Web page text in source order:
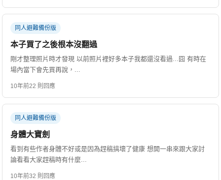
同人避難備份版
本子買了之後根本沒翻過
剛才整理照片時才發現 以前照片裡好多本子我都還沒看過...囧 有時在
場內當下會先買再說，...
10年前22 則回應
同人避難備份版
身體大寶劍
看到有些作者身體不好或是因為趕稿搞壞了健康 想開一串來跟大家討
論看看大家趕稿時有什麼...
10年前32 則回應